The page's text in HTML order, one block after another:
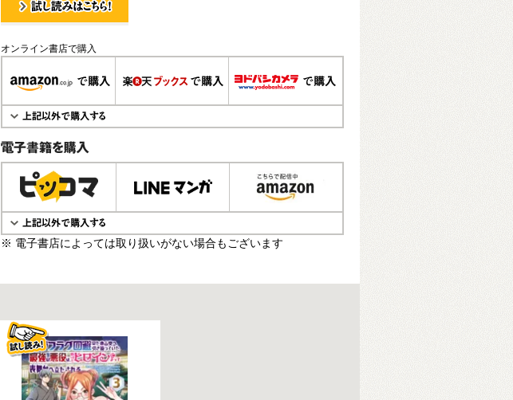
オンライン書店で購入
電子書籍で購入
※ 電子書店によっては取り扱いがない場合もございます